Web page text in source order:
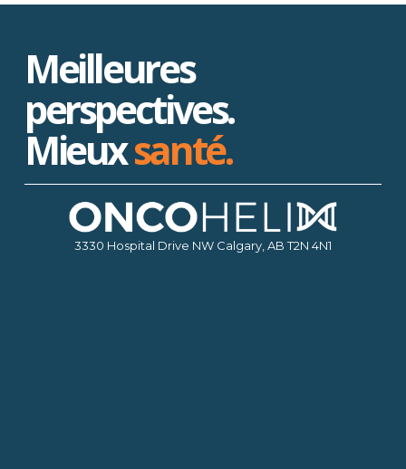
Meilleures
perspectives.
Mieux santé.
3330 Hospital Drive NW Calgary, AB T2N 4N1